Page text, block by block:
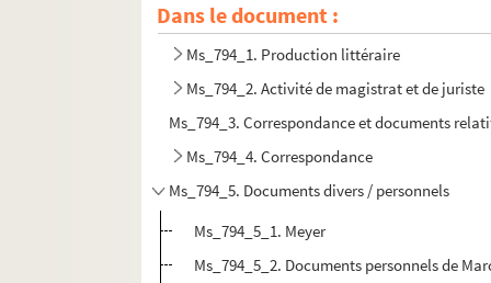
Dans le document :
Ms_794_1. Production littéraire
Ms_794_2. Activité de magistrat et de juriste
Ms_794_3. Correspondance et documents
Ms_794_4. Correspondance
Ms_794_5. Documents divers / personnels
Ms_794_5_1. Meyer
Ms_794_5_2. Documents personnels de